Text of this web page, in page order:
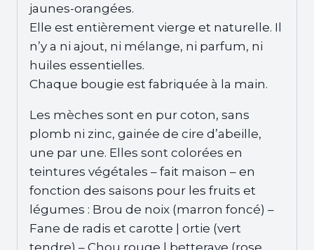
jaunes-orangées.
Elle est entièrement vierge et naturelle. Il
n’y a ni ajout, ni mélange, ni parfum, ni
huiles essentielles.
Chaque bougie est fabriquée à la main.
Les mèches sont en pur coton, sans
plomb ni zinc, gainée de cire d’abeille,
une par une. Elles sont colorées en
teintures végétales – fait maison – en
fonction des saisons pour les fruits et
légumes : Brou de noix (marron foncé) –
Fane de radis et carotte | ortie (vert
tendre) – Chou rouge | betterave (rose